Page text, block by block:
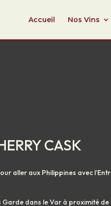
Accueil Nos Vins
CASK
aller aux Philippines avec
Garde dans le Var à proximité